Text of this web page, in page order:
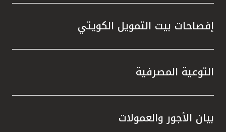
إفصاحات بيت التمويل الكويتي
التوعية المصرفية
بيان الأجور والعمولات